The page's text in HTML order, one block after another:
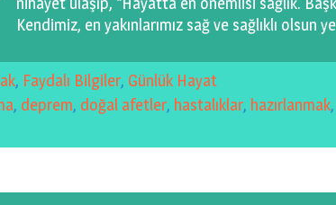
Kendimiz, en yakınlarımız sağ ve sağlıklı olsun
, Faydalı Bilgiler, Günlük Hayat
, deprem, doğal afetler, hastalıklar, hazırlanmak,